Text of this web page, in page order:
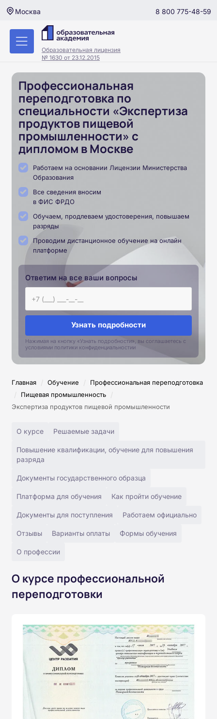
Москва 8 800 775-48-59
Образовательная лицензия
№ 1630 от 23.12.2015
Профессиональная
переподготовка по
специальности «Экспертиза
продуктов пищевой
промышленности» с
дипломом в Москве
Работаем на основании Лицензии Министерства
Образования
Все сведения вносим
в ФИС ФРДО
Обучаем, продлеваем удостоверения, повышаем
разряды
Проводим дистанционное обучение на онлайн
платформе
Ответим на все ваши вопросы
Узнать подробности
Нажимая на кнопку «Узнать подробности», вы соглашаетесь с
условиями политики конфиденциальностии
Главная / Обучение / Профессиональная переподготовка
/ Пищевая промышленность /
Экспертиза продуктов пищевой промышленности
О курсе Решаемые задачи
Повышение квалификации, обучение для повышения
разряда
Документы государственного образца
Платформа для обучения Как пройти обучение
Документы для поступления Работаем официально
Отзывы Варианты оплаты Формы обучения
О профессии
О курсе профессиональной
переподготовки